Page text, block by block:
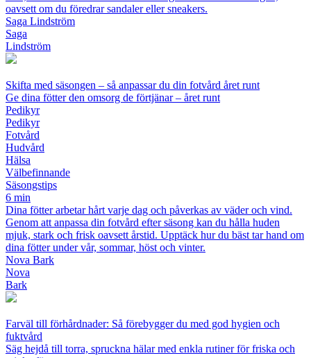
oavsett om du föredrar sandaler eller sneakers.
Saga Lindström
Saga
Lindström
Skifta med säsongen – så anpassar du din fotvård året runt
Ge dina fötter den omsorg de förtjänar – året runt
Pedikyr
Pedikyr
Fotvård
Hudvård
Hälsa
Välbefinnande
Säsongstips
6 min
Dina fötter arbetar hårt varje dag och påverkas av väder och vind.
Genom att anpassa din fotvård efter säsong kan du hålla huden
mjuk, stark och frisk oavsett årstid. Upptäck hur du bäst tar hand om
dina fötter under vår, sommar, höst och vinter.
Nova Bark
Nova
Bark
Farväl till förhårdnader: Så förebygger du med god hygien och
fuktvård
Säg hejdå till torra, spruckna hälar med enkla rutiner för friska och